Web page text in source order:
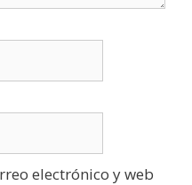
electrónico y web